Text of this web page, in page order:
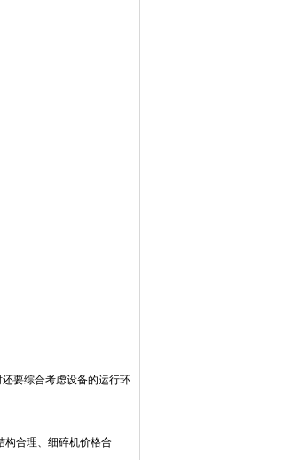
要综合考虑设备的运行环
构合理、细碎机价格合